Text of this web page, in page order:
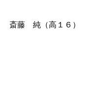
斎藤 純（高１６）